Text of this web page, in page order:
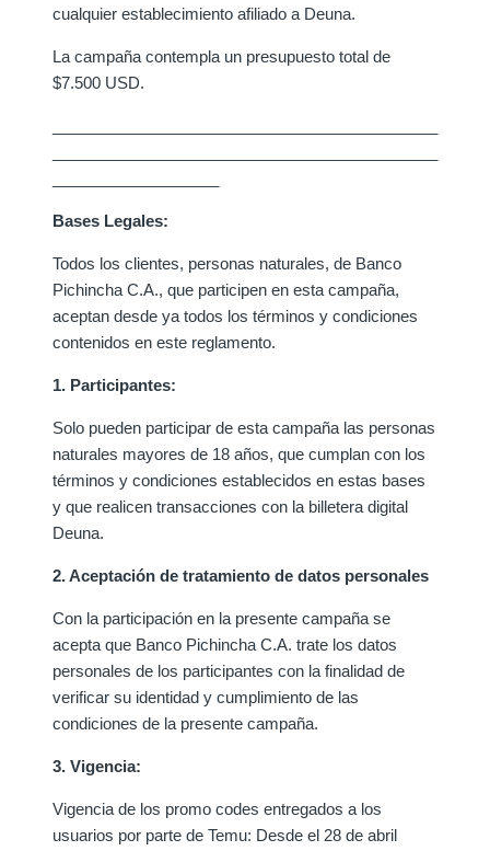
cualquier establecimiento afiliado a Deuna.
La campaña contempla un presupuesto total de
$7.500 USD.
Bases Legales:
Todos los clientes, personas naturales, de Banco
Pichincha C.A., que participen en esta campaña,
aceptan desde ya todos los términos y condiciones
contenidos en este reglamento.
1. Participantes:
Solo pueden participar de esta campaña las personas
naturales mayores de 18 años, que cumplan con los
términos y condiciones establecidos en estas bases
y que realicen transacciones con la billetera digital
Deuna.
2. Aceptación de tratamiento de datos personales
Con la participación en la presente campaña se
acepta que Banco Pichincha C.A. trate los datos
personales de los participantes con la finalidad de
verificar su identidad y cumplimiento de las
condiciones de la presente campaña.
3. Vigencia:
Vigencia de los promo codes entregados a los
usuarios por parte de Temu: Desde el 28 de abril